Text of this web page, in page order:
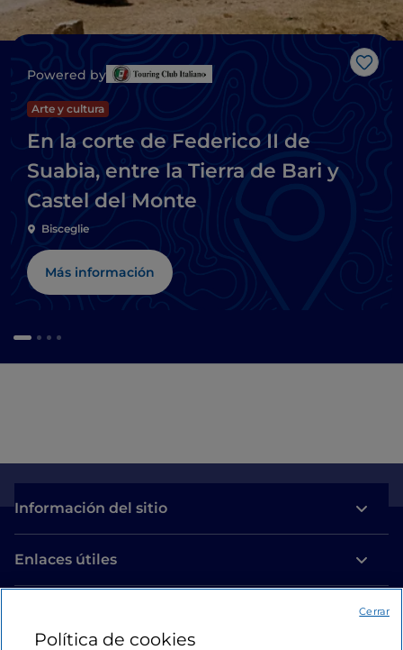
Me
Powered by
Arte y cultura
En la corte de Federico II de
Suabia, entre la Tierra de Bari y
Castel del Monte
Bisceglie
Más información
Información del sitio
Enlaces útiles
Política de cookies
Cerrar